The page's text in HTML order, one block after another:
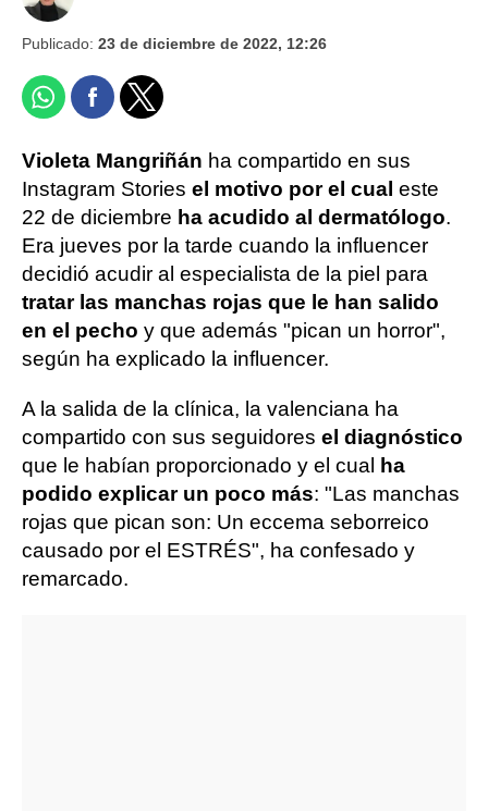
Publicado: 23 de diciembre de 2022, 12:26
Violeta Mangriñán ha compartido en sus
Instagram Stories el motivo por el cual este
22 de diciembre ha acudido al dermatólogo.
Era jueves por la tarde cuando la influencer
decidió acudir al especialista de la piel para
tratar las manchas rojas que le han salido
en el pecho y que además "pican un horror",
según ha explicado la influencer.
A la salida de la clínica, la valenciana ha
compartido con sus seguidores el diagnóstico
que le habían proporcionado y el cual ha
podido explicar un poco más: "Las manchas
rojas que pican son: Un eccema seborreico
causado por el ESTRÉS", ha confesado y
remarcado.